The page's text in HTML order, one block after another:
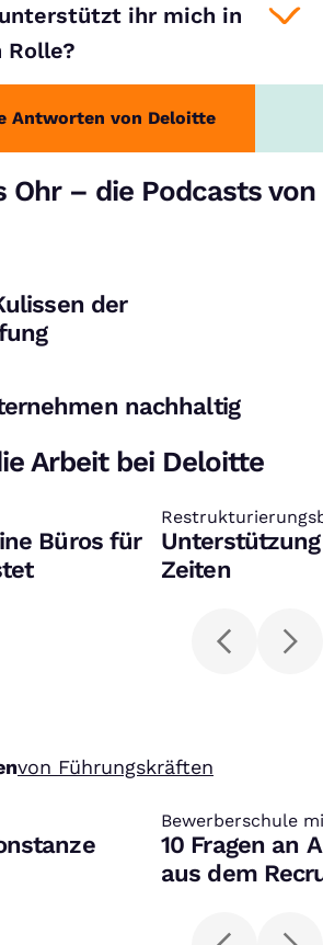
ihr mich in
Rolle?
Antworten von Deloitte
Ohr – die Podcasts von
der
nachhaltig
Arbeit bei Deloitte
Büros für
Deloitte
:
Zeiten
von Führungskräften
Bewerberschule
:
10 Fragen an
aus dem